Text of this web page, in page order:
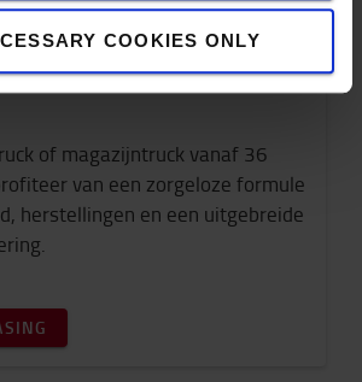
COOKIES ONLY
of magazijntruck vanaf 36
van een zorgeloze formule
herstellingen en een uitgebreide